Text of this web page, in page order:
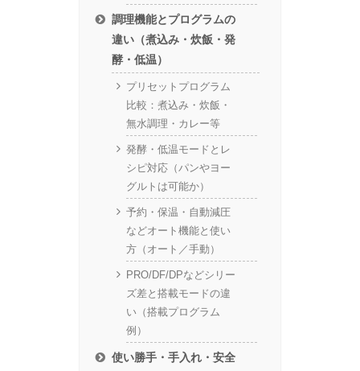
調理機能とプログラムの
違い（煮込み・炊飯・発
酵・低温）
プリセットプログラム
比較：煮込み・炊飯・
無水調理・カレー等
発酵・低温モードとレ
シピ対応（パンやヨー
グルトは可能か）
予約・保温・自動減圧
などオート機能と使い
方（オート／手動）
PRO/DF/DPなどシリー
ズ差と搭載モードの違
い（搭載プログラム
例）
使い勝手・手入れ・安全